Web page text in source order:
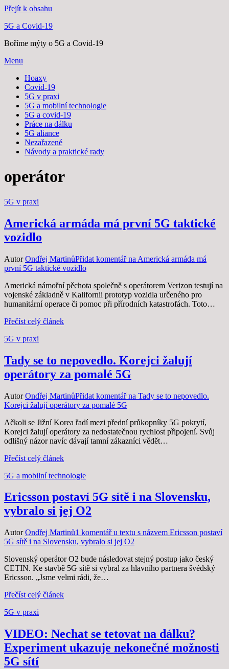
Přejít k obsahu
5G a Covid-19
Boříme mýty o 5G a Covid-19
Menu
Hoaxy
Covid-19
5G v praxi
5G a mobilní technologie
5G a covid-19
Práce na dálku
5G aliance
Nezařazené
Návody a praktické rady
Štítek
:
operátor
Zveřejněno dne
5G v praxi
Americká armáda má první 5G taktické
vozidlo
AutorOndřej MartinůPřidat komentářna Americká armáda má
první 5G taktické vozidlo
Americká námořní pěchota společně s operátorem Verizon testují na
vojenské základně v Kalifornii prototyp vozidla určeného pro
humanitární operace či pomoc při přírodních katastrofách. Toto…
Přečíst celý článek
Zveřejněno dne
5G v praxi
Tady se to nepovedlo. Korejci žalují
operátory za pomalé 5G
AutorOndřej MartinůPřidat komentářna Tady se to nepovedlo.
Korejci žalují operátory za pomalé 5G
Ačkoli se Jižní Korea řadí mezi přední průkopníky 5G pokrytí,
Korejci žalují operátory za nedostatečnou rychlost připojení. Svůj
odlišný názor navíc dávají tamní zákazníci vědět…
Přečíst celý článek
Zveřejněno dne18. 5. 2021
5G a mobilní technologie
Ericsson postaví 5G sítě i na Slovensku,
vybralo si jej O2
AutorOndřej Martinů1 komentářu textu s názvem Ericsson postaví
5G sítě i na Slovensku, vybralo si jej O2
Slovenský operátor O2 bude následovat stejný postup jako český
CETIN. Ke stavbě 5G sítě si vybral za hlavního partnera švédský
Ericsson. „Jsme velmi rádi, že…
Přečíst celý článek
Zveřejněno dne
5G v praxi
VIDEO: Nechat se tetovat na dálku?
Experiment ukazuje nekonečné možnosti
5G sítí